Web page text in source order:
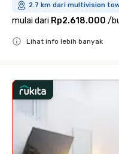
2.7 km dari multivision
mulai dari Rp2.618.000 /
Lihat info lebih banyak